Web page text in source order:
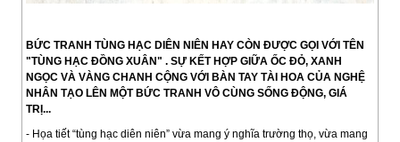
BỨC TRANH TÙNG HẠC DIÊN NIÊN HAY CÒN ĐƯỢC GỌI VỚI TÊN
"TÙNG HẠC ĐỒNG XUÂN" . SỰ KẾT HỢP GIỮA ỐC ĐỎ, XANH
NGỌC VÀ VÀNG CHANH CỘNG VỚI BÀN TAY TÀI HOA CỦA NGHỆ
NHÂN TẠO LÊN MỘT BỨC TRANH VÔ CÙNG SỐNG ĐỘNG, GIÁ
TRỊ...
- Họa tiết “tùng hạc diên niên” vừa mang ý nghĩa trường thọ, vừa mang